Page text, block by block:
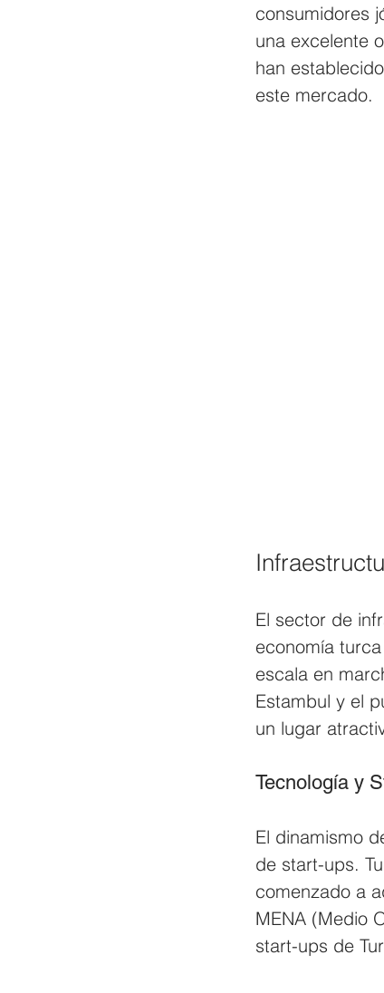
consumidores
una excelente
han
este mercado.
El sector de
economía
escala en
Estambul y el
un lugar
Tecnología y
El dinamismo
de start-ups.
comenzado a
MENA (Medio
start-ups de